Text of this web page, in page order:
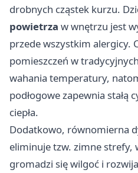
drobnych cząstek kurzu.
powietrza w wnętrzu jest
przede wszystkim alergicy.
pomieszczeń w
wahania temperatury,
podłogowe zapewnia stałą
ciepła.
Dodatkowo, równomierna
eliminuje tzw. zimne strefy,
gromadzi się wilgoć i